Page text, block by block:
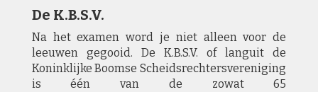
De K.B.S.V.
Na het examen word je niet alleen voor de
leeuwen gegooid. De K.B.S.V. of languit de
Koninklijke Boomse Scheidsrechtersvereniging
is één van de zowat 65